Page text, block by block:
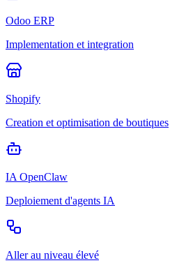
Odoo ERP
Implementation et integration
Shopify
Creation et optimisation de boutiques
IA OpenClaw
Deploiement d'agents IA
Aller au niveau élevé